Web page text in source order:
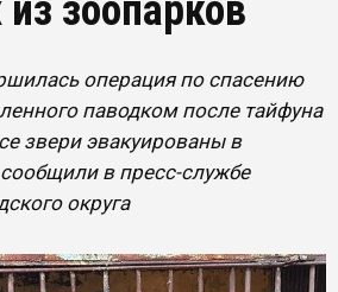
зоопарков
операция по спасению
паводком после тайфуна
звери эвакуированы в
в пресс-службе
округа